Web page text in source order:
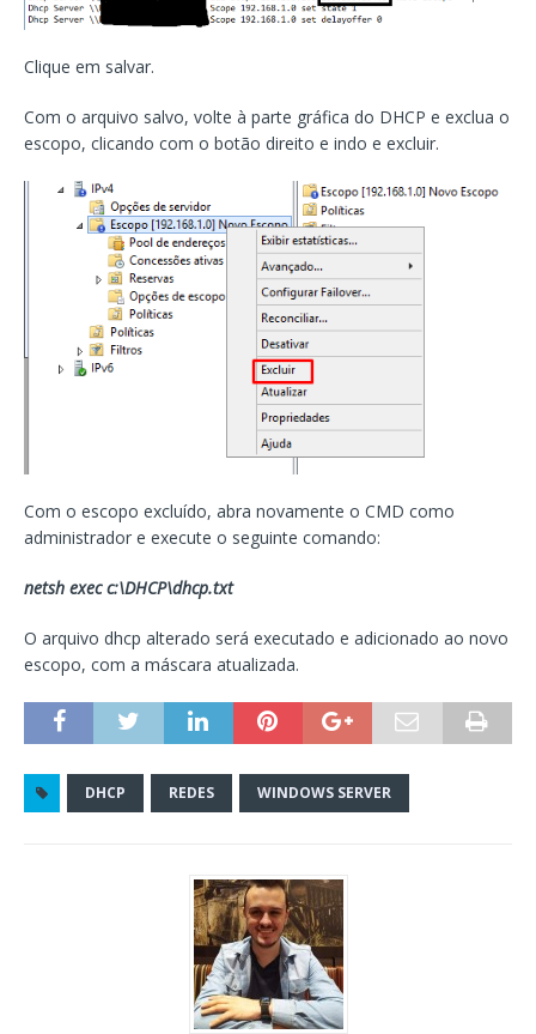
Clique em salvar.
Com o arquivo salvo, volte à parte gráfica do DHCP e exclua o
escopo, clicando com o botão direito e indo e excluir.
Com o escopo excluído, abra novamente o CMD como
administrador e execute o seguinte comando:
netsh exec c:\DHCP\dhcp.txt
O arquivo dhcp alterado será executado e adicionado ao novo
escopo, com a máscara atualizada.
DHCP REDES WINDOWS SERVER